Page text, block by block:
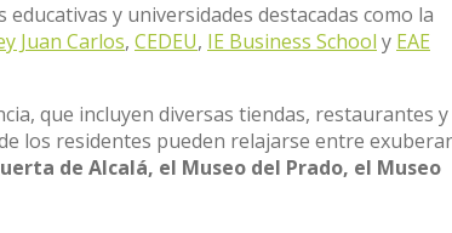
y universidades destacadas como la
Juan Carlos, CEDEU, IE Business School y EAE
que incluyen diversas tiendas, restaurantes y
los residentes pueden relajarse entre
de Alcalá, el Museo del Prado, el Museo